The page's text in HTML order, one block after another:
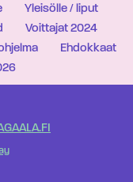
Yleisölle / liput
Voittajat 2024
Ehdokkaat